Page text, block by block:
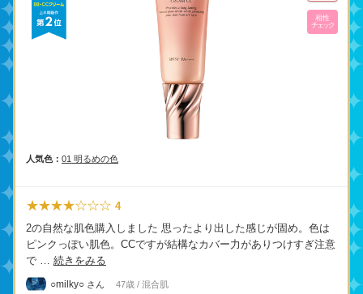
相性
チェック
人気色： 01 明るめの色
★★★★☆☆☆ 4
2の自然な肌色購入しました 思ったより出した感じが固め。色は
ピンクっぽい肌色。CCですが結構なカバー力がありつけすぎ注意
で … 続きをみる
○milky○ さん 47歳 / 混合肌